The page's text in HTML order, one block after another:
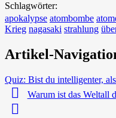
Schlagwörter:
apokalypse atombombe
Krieg nagasaki strahlung
Artikel-
Quiz: Bist du intelligenter,
Warum ist das Weltall